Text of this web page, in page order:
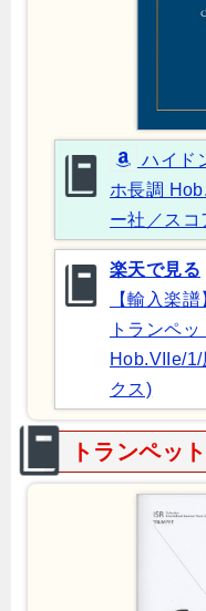
ハイド
ホ長調
ー社／スコ
楽天で見る
【輸入楽
トランペ
Hob.VIIe/
クス)
トランペッ